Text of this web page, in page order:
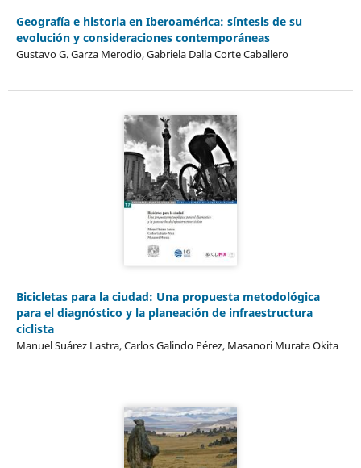
Geografía e historia en Iberoamérica: síntesis de su
evolución y consideraciones contemporáneas
Gustavo G. Garza Merodio, Gabriela Dalla Corte Caballero
Bicicletas para la ciudad: Una propuesta metodológica
para el diagnóstico y la planeación de infraestructura
ciclista
Manuel Suárez Lastra, Carlos Galindo Pérez, Masanori Murata Okita